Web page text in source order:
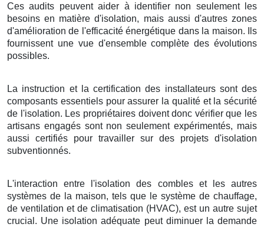
Ces audits peuvent aider à identifier non seulement les
besoins en matière d'isolation, mais aussi d'autres zones
d'amélioration de l'efficacité énergétique dans la maison. Ils
fournissent une vue d'ensemble complète des évolutions
possibles.
La instruction et la certification des installateurs sont des
composants essentiels pour assurer la qualité et la sécurité
de l'isolation. Les propriétaires doivent donc vérifier que les
artisans engagés sont non seulement expérimentés, mais
aussi certifiés pour travailler sur des projets d'isolation
subventionnés.
L'interaction entre l'isolation des combles et les autres
systèmes de la maison, tels que le système de chauffage,
de ventilation et de climatisation (HVAC), est un autre sujet
crucial. Une isolation adéquate peut diminuer la demande